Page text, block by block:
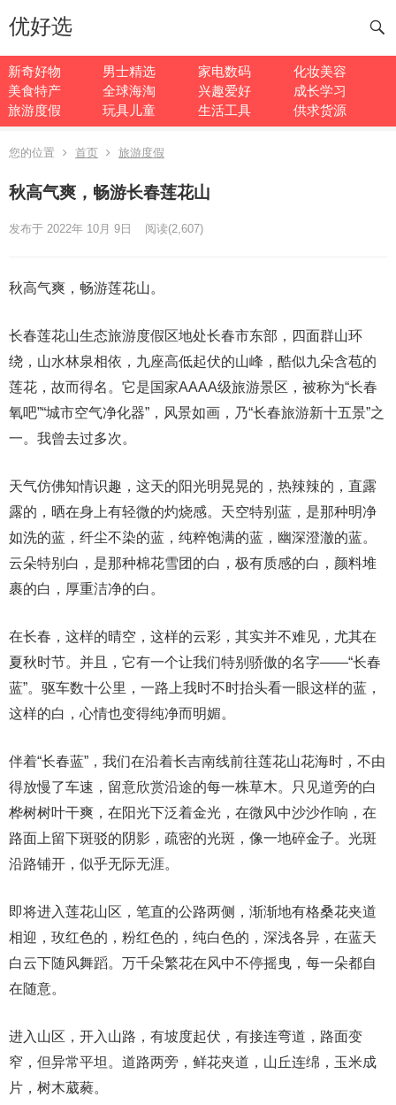
优好选
新奇好物 男士精选 家电数码
化妆美容
美食特产
全球海淘 兴趣爱好
成长学习
旅游度假
玩具儿童 生活工具 供求货源
您的位置 首页 旅游度假
秋高气爽，畅游长春莲花山
发布于 2022年 10月 9日 阅读(2,607)
秋高气爽，畅游莲花山。
长春莲花山生态旅游度假区地处长春市东部，四面群山环
绕，山水林泉相依，九座高低起伏的山峰，酷似九朵含苞的
莲花，故而得名。它是国家AAAA级旅游景区，被称为“长春
氧吧”“城市空气净化器”，风景如画，乃“长春旅游新十五景”之
一。我曾去过多次。
天气仿佛知情识趣，这天的阳光明晃晃的，热辣辣的，直露
露的，晒在身上有轻微的灼烧感。天空特别蓝，是那种明净
如洗的蓝，纤尘不染的蓝，纯粹饱满的蓝，幽深澄澈的蓝。
云朵特别白，是那种棉花雪团的白，极有质感的白，颜料堆
裹的白，厚重洁净的白。
在长春，这样的晴空，这样的云彩，其实并不难见，尤其在
夏秋时节。并且，它有一个让我们特别骄傲的名字——“长春
蓝”。驱车数十公里，一路上我时不时抬头看一眼这样的蓝，
这样的白，心情也变得纯净而明媚。
伴着“长春蓝”，我们在沿着长吉南线前往莲花山花海时，不由
得放慢了车速，留意欣赏沿途的每一株草木。只见道旁的白
桦树树叶干爽，在阳光下泛着金光，在微风中沙沙作响，在
路面上留下斑驳的阴影，疏密的光斑，像一地碎金子。光斑
沿路铺开，似乎无际无涯。
即将进入莲花山区，笔直的公路两侧，渐渐地有格桑花夹道
相迎，玫红色的，粉红色的，纯白色的，深浅各异，在蓝天
白云下随风舞蹈。万千朵繁花在风中不停摇曳，每一朵都自
在随意。
进入山区，开入山路，有坡度起伏，有接连弯道，路面变
窄，但异常平坦。道路两旁，鲜花夹道，山丘连绵，玉米成
片，树木葳蕤。